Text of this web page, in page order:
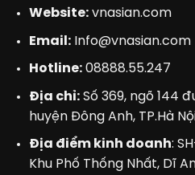
Website:vnasian.com
Email:Info@vnasian.com
Hotline:08888.55.247
Địa chỉ:Số 369, ngõ 144
huyện Đông Anh, TP.Hà
Địa điểm kinh doanh:
Khu Phố Thống Nhất, Dĩ